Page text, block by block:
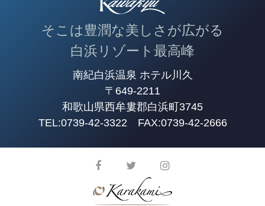
そこは豊潤な美しさが広がる
白浜リゾート最高峰
南紀白浜温泉 ホテル川久
〒649-2211
和歌山県西牟婁郡白浜町3745
TEL:0739-42-3322FAX:0739-42-2666